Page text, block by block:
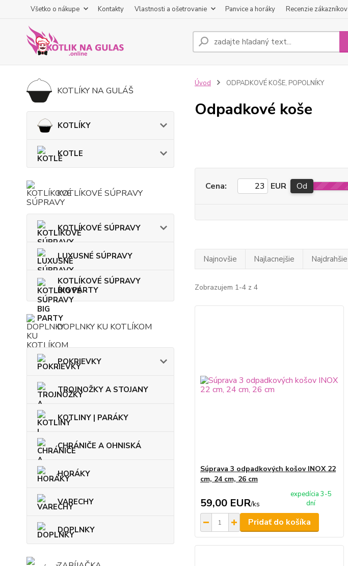
Všetko o nákupe Kontakty Vlastnosti a ošetrovanie Panvice a horáky Recenzie zákazníkov
KOTLÍKY NA GULÁŠ
KOTLÍKY
KOTLE
KOTLÍKOVÉ SÚPRAVY
KOTLÍKOVÉ SÚPRAVY
LUXUSNÉ SÚPRAVY
KOTLÍKOVÉ SÚPRAVY
BIG PARTY
DOPLNKY KU KOTLÍKOM
POKRIEVKY
TROJNOŽKY A STOJANY
KOTLINY | PARÁKY
CHRÁNIČE A OHNISKÁ
HORÁKY
VARECHY
DOPLNKY
Úvod ODPADKOVÉ KOŠE, POPOLNÍKY
Odpadkové koše
Cena: EUR Od
Najnovšie Najlacnejšie Najdrahšie
Zobrazujem 1-4 z 4
Súprava 3 odpadkových košov INOX 22
cm, 24 cm, 26 cm
59,00 EUR/ks
expedícia 3-5
dní
Pridať do košíka